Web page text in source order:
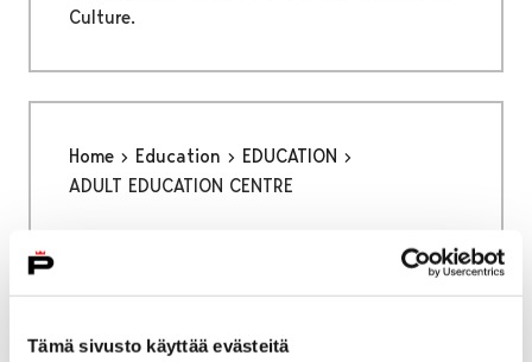
Tämä sivusto käyttää evästeitä
Culture.
Home Education
EDUCATION
ADULT EDUCATION CENTRE
ADULT EDUCATION CENTRE